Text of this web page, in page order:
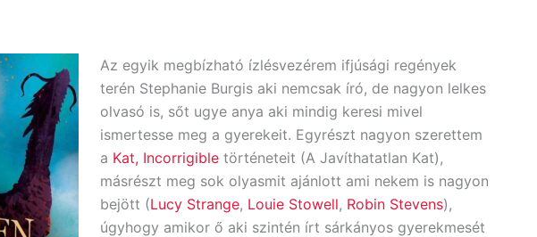
Az egyik megbízható ízlésvezérem ifjúsági regények
terén Stephanie Burgis aki nemcsak író, de nagyon lelkes
olvasó is, sőt ugye anya aki mindig keresi mivel
ismertesse meg a gyerekeit. Egyrészt nagyon szerettem
a Kat, Incorrigible történeteit (A Javíthatatlan Kat),
másrészt meg sok olyasmit ajánlott ami nekem is nagyon
bejött (Lucy Strange, Louie Stowell, Robin Stevens),
úgyhogy amikor ő aki szintén írt sárkányos gyerekmesét